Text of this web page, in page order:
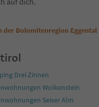
der Dolomitenregion Eggental
Drei Zinnen
Wolkenstein
Seiser Alm